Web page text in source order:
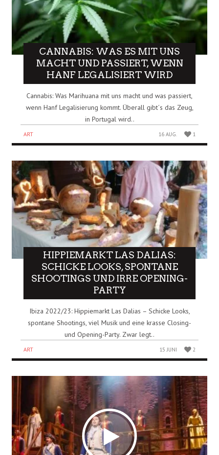
CANNABIS: WAS ES MIT UNS
MACHT UND PASSIERT, WENN
HANF LEGALISIERT WIRD
Cannabis: Was Marihuana mit uns macht und was passiert,
wenn Hanf Legalisierung kommt. Überall gibt´s das Zeug,
in Portugal wird..
ART 16 AUG. 1
HIPPIEMARKT LAS DALIAS:
SCHICKE LOOKS, SPONTANE
SHOOTINGS UND IRRE OPENING-
PARTY
Ibiza 2022/23: Hippiemarkt Las Dalias – Schicke Looks,
spontane Shootings, viel Musik und eine krasse Closing-
und Opening-Party. Zwar legt..
ART 15 JUNI 2